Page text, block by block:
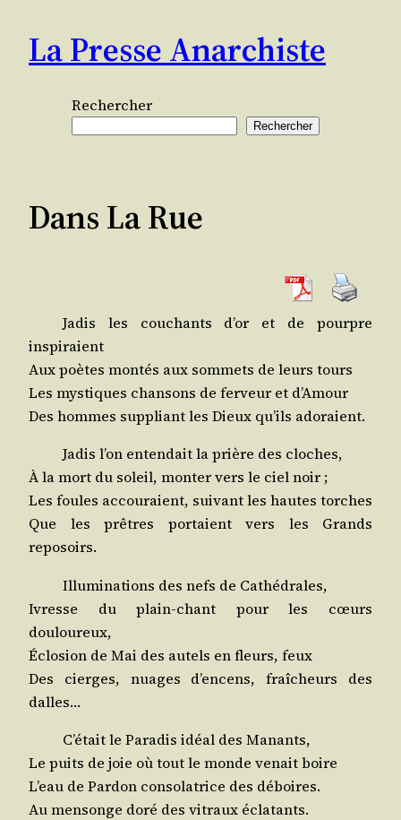
contenu
La Presse Anarchiste
Rechercher
Rechercher
Dans La Rue
Jadis les cou­chants d’or et de pourpre
inspiraient
Aux poètes mon­tés aux som­mets de leurs tours
Les mys­tiques chan­sons de fer­veur et d’Amour
Des hommes sup­pliant les Dieux qu’ils adoraient.
Jadis l’on enten­dait la prière des cloches,
À la mort du soleil, mon­ter vers le ciel noir ;
Les foules accou­raient, sui­vant les hautes torches
Que les prêtres por­taient vers les Grands
reposoirs.
Illu­mi­na­tions des nefs de Cathédrales,
Ivresse du plain-chant pour les cœurs
douloureux,
Éclo­sion de Mai des autels en fleurs, feux
Des cierges, nuages d’encens, fraî­cheurs des
dalles…
C’était le Para­dis idéal des Manants,
Le puits de joie où tout le monde venait boire
L’eau de Par­don conso­la­trice des déboires.
Au men­songe doré des vitraux éclatants.